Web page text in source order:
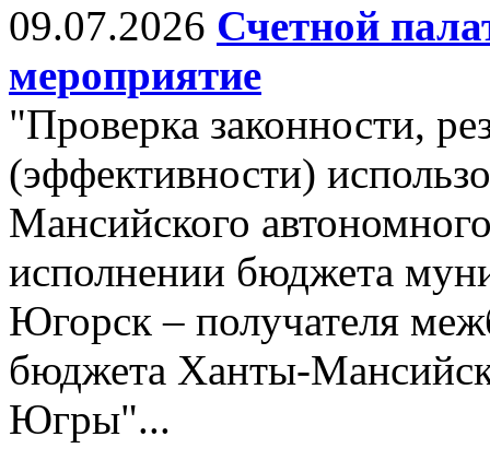
09.07.2026 Счетной
мероприятие
"Проверка законности,
(эффективности)
Мансийского
исполнении бюджета
Югорск – получателя
бюджета Ханты-
Югры"...